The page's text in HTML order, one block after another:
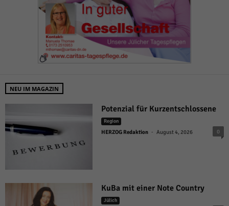
NEU IM MAGAZIN
Potenzial für Kurzentschlossene
Region
HERZOG Redaktion - August 4, 2026 0
KuBa mit einer Note Country
Jülich